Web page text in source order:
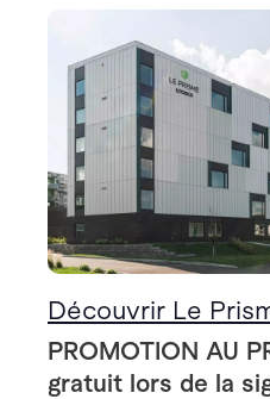
Découvrir Le
PROMOTION AU
gratuit lors de la